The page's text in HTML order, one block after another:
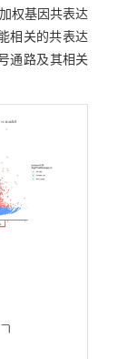
权基因共表达
相关的共表达
通路及其相关